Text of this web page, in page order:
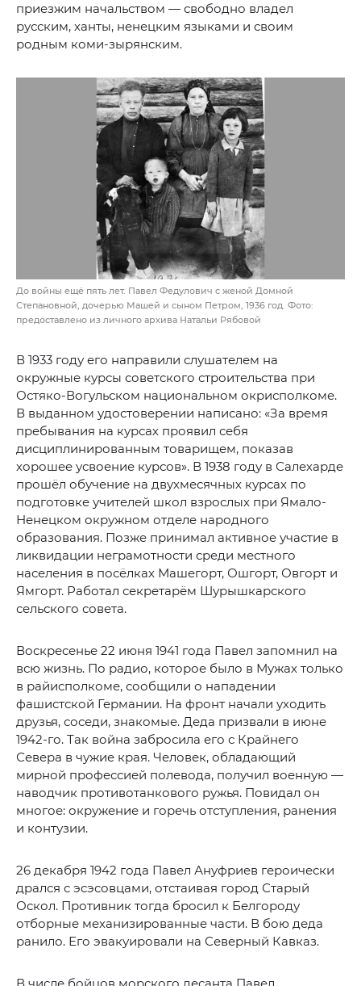
приезжим начальством — свободно владел
русским, ханты, ненецким языками и своим
родным коми-зырянским.
До войны ещё пять лет. Павел Федулович с женой Домной
Степановной, дочерью Машей и сыном Петром, 1936 год. Фото:
предоставлено из личного архива Натальи Рябовой
В 1933 году его направили слушателем на
окружные курсы советского строительства при
Остяко-Вогульском национальном окрисполкоме.
В выданном удостоверении написано: «За время
пребывания на курсах проявил себя
дисциплинированным товарищем, показав
хорошее усвоение курсов». В 1938 году в Салехарде
прошёл обучение на двухмесячных курсах по
подготовке учителей школ взрослых при Ямало-
Ненецком окружном отделе народного
образования. Позже принимал активное участие в
ликвидации неграмотности среди местного
населения в посёлках Машегорт, Ошгорт, Овгорт и
Ямгорт. Работал секретарём Шурышкарского
сельского совета.
Воскресенье 22 июня 1941 года Павел запомнил на
всю жизнь. По радио, которое было в Мужах только
в райисполкоме, сообщили о нападении
фашистской Германии. На фронт начали уходить
друзья, соседи, знакомые. Деда призвали в июне
1942-го. Так война забросила его с Крайнего
Севера в чужие края. Человек, обладающий
мирной профессией полевода, получил военную —
наводчик противотанкового ружья. Повидал он
многое: окружение и горечь отступления, ранения
и контузии.
26 декабря 1942 года Павел Ануфриев героически
дрался с эсэсовцами, отстаивая город Старый
Оскол. Противник тогда бросил к Белгороду
отборные механизированные части. В бою деда
ранило. Его эвакуировали на Северный Кавказ.